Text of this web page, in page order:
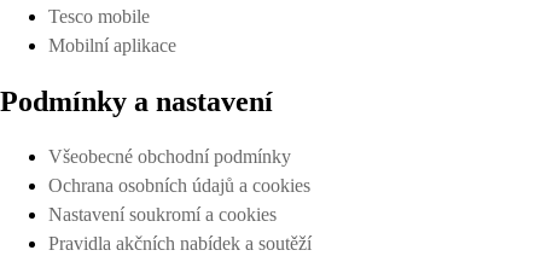
Tesco mobile
Mobilní aplikace
Podmínky a nastavení
Všeobecné obchodní podmínky
Ochrana osobních údajů a cookies
Nastavení soukromí a cookies
Pravidla akčních nabídek a soutěží